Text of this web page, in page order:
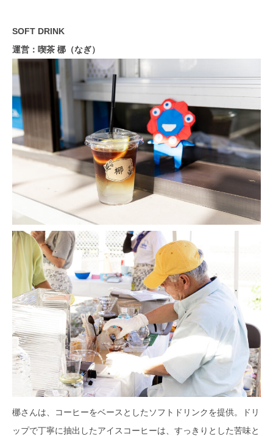
SOFT DRINK
運営：喫茶 梛（なぎ）
梛さんは、コーヒーをベースとしたソフトドリンクを提供。ドリ
ップで丁寧に抽出したアイスコーヒーは、すっきりとした苦味と